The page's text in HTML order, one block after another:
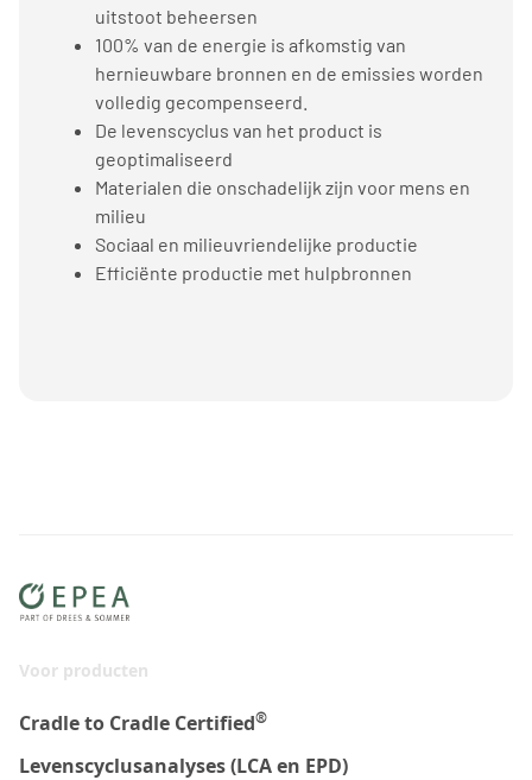
uitstoot beheersen
100% van de energie is afkomstig van
hernieuwbare bronnen en de emissies worden
volledig gecompenseerd.
De levenscyclus van het product is
geoptimaliseerd
Materialen die onschadelijk zijn voor mens en
milieu
Sociaal en milieuvriendelijke productie
Efficiënte productie met hulpbronnen
Voor producten
Cradle to Cradle Certified®
Levenscyclusanalyses (LCA en EPD)